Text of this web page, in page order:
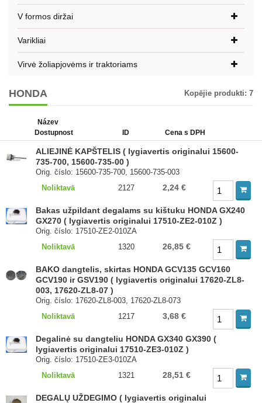
V formos diržai
Varikliai
Virvė žoliapjovėms ir traktoriams
HONDA Kopējie produkti: 7
Název
Dostupnost
ID Cena s DPH
ALIEJINĖ KAPŠTELIS ( lygiavertis originalui 15600-
735-700, 15600-735-00 )
Orig. číslo: 15600-735-700, 15600-735-003
Noliktavā
2127 2,24 €
Bakas užpildant degalams su kištuku HONDA GX240
GX270 ( lygiavertis originalui 17510-ZE2-010Z )
Orig. číslo: 17510-ZE2-010ZA
Noliktavā
1320 26,85 €
BAKO dangtelis, skirtas HONDA GCV135 GCV160
GCV190 ir GSV190 ( lygiavertis originalui 17620-ZL8-
003, 17620-ZL8-07 )
Orig. číslo: 17620-ZL8-003, 17620-ZL8-073
Noliktavā
1217 3,68 €
Degalinė su dangteliu HONDA GX340 GX390 (
lygiavertis originalui 17510-ZE3-010Z )
Orig. číslo: 17510-ZE3-010ZA
Noliktavā
1321 28,51 €
DEGALŲ UŽDEGIMO ( lygiavertis originalui